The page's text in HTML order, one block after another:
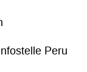
Peru